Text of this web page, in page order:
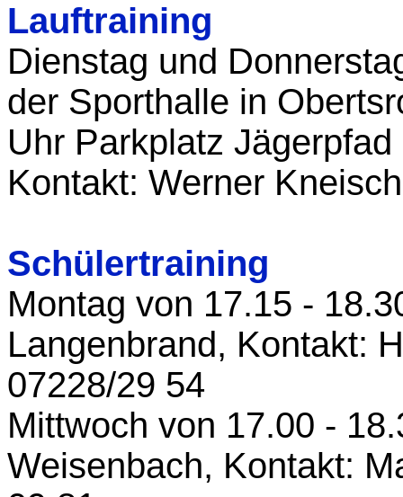
Lauftraining
Dienstag und
der Sporthalle in
Uhr Parkplatz
Kontakt: Werner
Schülertraining
Montag von 17.15 -
Langenbrand, Kontakt:
07228/29 54
Mittwoch von 17.00 -
Weisenbach, Kontakt: